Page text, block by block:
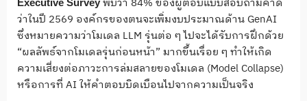
Executive Survey
ว่าในปี 2569 องค์กรของตนจะเพิ่มงบประมาณด้าน GenAI
ซึ่งหมายความว่าโมเดล LLM รุ่นต่อ ๆ ไปจะได้รับการฝึกด้วย
“ผลลัพธ์จากโมเดลรุ่นก่อนหน้า” มากขึ้นเรื่อย ๆ ทำให้เกิด
ความเสี่ยงต่อภาวะการล่มสลายของโมเดล (Model Collapse)
หรือการที่ AI ให้คำตอบบิดเบือนไปจากความเป็นจริง